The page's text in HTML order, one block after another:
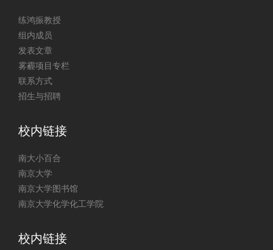
练鸿振教授
组内成员
发表文章
雾霾项目专栏
联系方式
招生与招聘
校内链接
南大小百合
南京大学
南京大学图书馆
南京大学化学化工学院
校内链接